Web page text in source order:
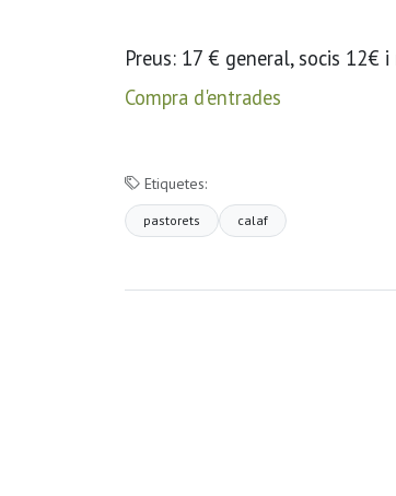
Preus: 17 € general, socis 12€
Compra d'entrades
Etiquetes:
pastorets calaf